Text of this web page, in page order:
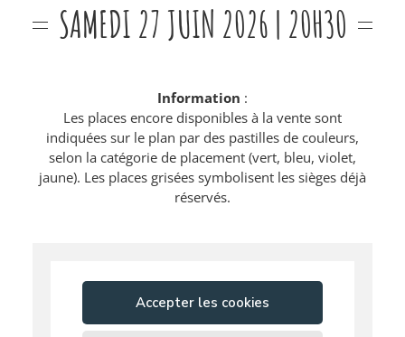
SAMEDI 27 JUIN 2026 | 20H30
Information :
Les places encore disponibles à la vente sont
indiquées sur le plan par des pastilles de couleurs,
selon la catégorie de placement (vert, bleu, violet,
jaune). Les places grisées symbolisent les sièges déjà
réservés.